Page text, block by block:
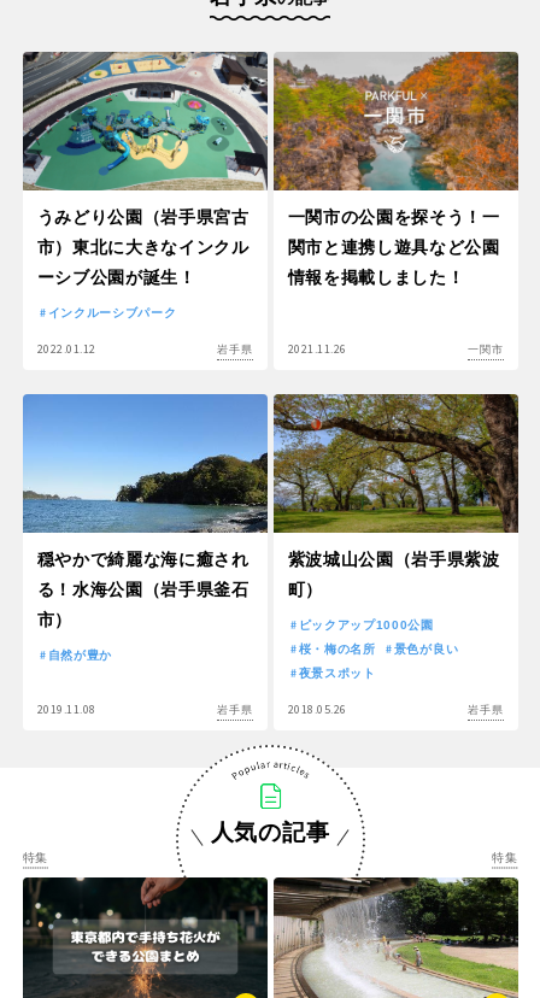
うみどり公園（岩手県宮古
市）東北に大きなインクル
ーシブ公園が誕生！
インクルーシブパーク
2022.01.12 岩手県
一関市の公園を探そう！一
関市と連携し遊具など公園
情報を掲載しました！
2021.11.26 一関市
穏やかで綺麗な海に癒され
る！水海公園（岩手県釜石
市）
自然が豊か
2019.11.08 岩手県
紫波城山公園（岩手県紫波
町）
ピックアップ1000公園
桜・梅の名所
景色が良い
夜景スポット
2018.05.26 岩手県
人気の記事
特集 特集